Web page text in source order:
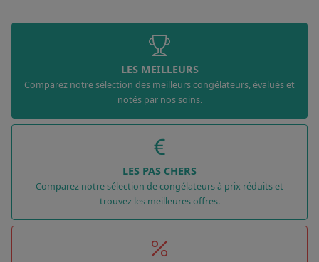
LES MEILLEURS
Comparez notre sélection des meilleurs congélateurs, évalués et
notés par nos soins.
LES PAS CHERS
Comparez notre sélection de congélateurs à prix réduits et
trouvez les meilleures offres.